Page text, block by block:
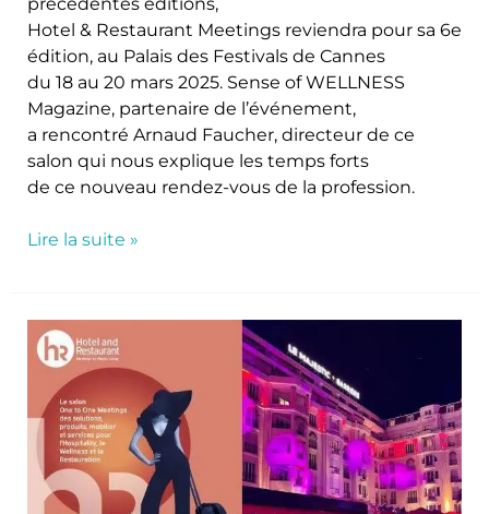
Hotel & Restaurant Meetings reviendra pour sa 6e
édition, au Palais des Festivals de Cannes
du 18 au 20 mars 2025. Sense of WELLNESS
Magazine, partenaire de l’événement,
a rencontré Arnaud Faucher, directeur de ce
salon qui nous explique les temps forts
de ce nouveau rendez-vous de la profession.
Lire la suite »
HOTEL
&
RESTAURANT
MEETINGS
2024,
une
5e